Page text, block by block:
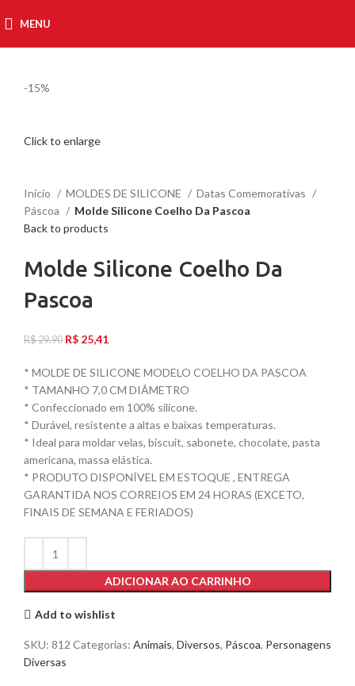
MENU
-15%
Click to enlarge
Início MOLDES DE SILICONE
Datas Comemorativas
Páscoa
Molde Silicone Coelho Da Pascoa
Back to products
Molde Silicone Coelho Da
Pascoa
R$29,90 R$ 25,41
* MOLDE DE SILICONE MODELO COELHO DA PASCOA
* TAMANHO 7,0 CM DIÂMETRO
* Confeccionado em 100% silicone.
* Durável, resistente a altas e baixas temperaturas.
* Ideal para moldar velas, biscuit, sabonete, chocolate, pasta
americana, massa elástica.
* PRODUTO DISPONÍVEL EM ESTOQUE , ENTREGA
GARANTIDA NOS CORREIOS EM 24 HORAS (EXCETO,
FINAIS DE SEMANA E FERIADOS)
ADICIONAR AO CARRINHO
Add to wishlist
SKU: 812 Categorias: Animais, Diversos, Páscoa, Personagens
Diversas